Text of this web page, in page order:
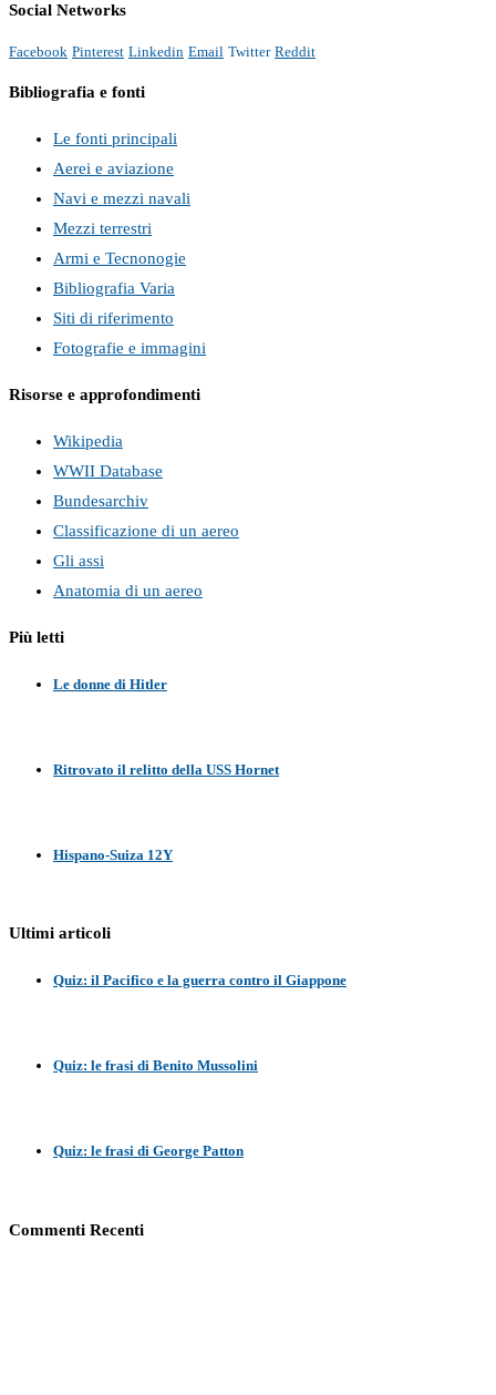
Social Networks
Facebook Pinterest Linkedin Email Twitter Reddit
Bibliografia e fonti
Le fonti principali
Aerei e aviazione
Navi e mezzi navali
Mezzi terrestri
Armi e Tecnonogie
Bibliografia Varia
Siti di riferimento
Fotografie e immagini
Risorse e approfondimenti
Wikipedia
WWII Database
Bundesarchiv
Classificazione di un aereo
Gli assi
Anatomia di un aereo
Più letti
Le donne di Hitler
Ritrovato il relitto della USS Hornet
Hispano-Suiza 12Y
Ultimi articoli
Quiz: il Pacifico e la guerra contro il Giappone
Quiz: le frasi di Benito Mussolini
Quiz: le frasi di George Patton
Commenti Recenti